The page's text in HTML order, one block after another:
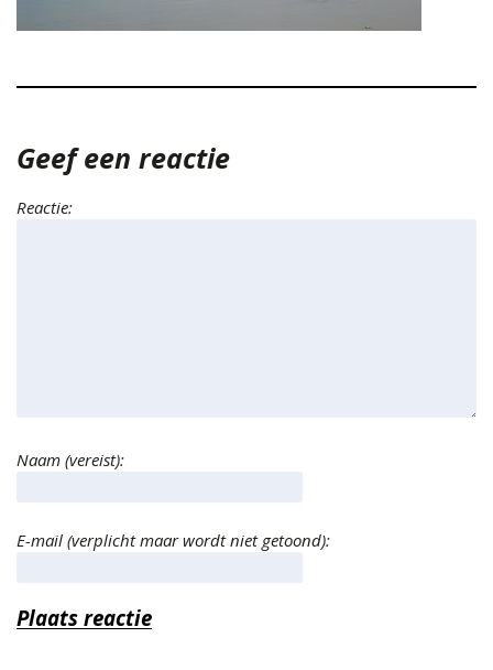
Geef een reactie
Reactie:
Naam (vereist):
E-mail (verplicht maar wordt niet getoond):